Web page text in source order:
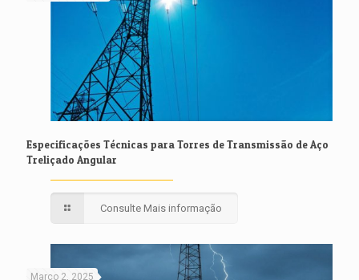
Especificações Técnicas para Torres de Transmissão de Aço
Treliçado Angular
Consulte Mais informação
Março 2, 2025